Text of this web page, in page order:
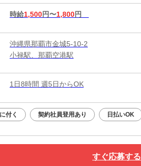
時給1,500円〜1,800円
沖縄県那覇市金城5-10-2
小禄駅、那覇空港駅
1日8時間 週5日からOK
付く 契約社員登用あり 日払いOK
すぐ応募する